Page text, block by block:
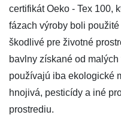
certifikát Oeko - Tex 100,
fázach výroby boli
škodlivé pre životné
bavlny získané od
používajú iba ekologické
hnojivá, pesticídy a iné
prostrediu.